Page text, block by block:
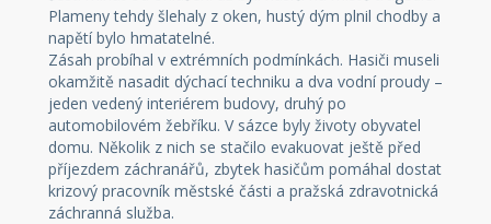
Plameny tehdy šlehaly z oken, hustý dým plnil chodby a
napětí bylo hmatatelné.
Zásah probíhal v extrémních podmínkách. Hasiči museli
okamžitě nasadit dýchací techniku a dva vodní proudy –
jeden vedený interiérem budovy, druhý po
automobilovém žebříku. V sázce byly životy obyvatel
domu. Několik z nich se stačilo evakuovat ještě před
příjezdem záchranářů, zbytek hasičům pomáhal dostat
krizový pracovník městské části a pražská zdravotnická
záchranná služba.